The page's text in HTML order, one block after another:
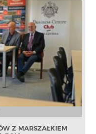
Z MARSZAŁKIEM